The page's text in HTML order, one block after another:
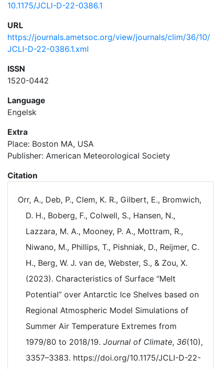
10.1175/JCLI-D-22-0386.1
URL
https://journals.ametsoc.org/view/journals/clim/36/10/
JCLI-D-22-0386.1.xml
ISSN
1520-0442
Language
Engelsk
Extra
Place: Boston MA, USA
Publisher: American Meteorological Society
Citation
Orr, A., Deb, P., Clem, K. R., Gilbert, E., Bromwich,
D. H., Boberg, F., Colwell, S., Hansen, N.,
Lazzara, M. A., Mooney, P. A., Mottram, R.,
Niwano, M., Phillips, T., Pishniak, D., Reijmer, C.
H., Berg, W. J. van de, Webster, S., & Zou, X.
(2023). Characteristics of Surface “Melt
Potential” over Antarctic Ice Shelves based on
Regional Atmospheric Model Simulations of
Summer Air Temperature Extremes from
1979/80 to 2018/19. Journal of Climate, 36(10),
3357–3383. https://doi.org/10.1175/JCLI-D-22-